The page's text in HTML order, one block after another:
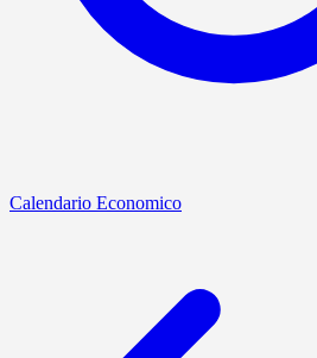
Calendario Economico